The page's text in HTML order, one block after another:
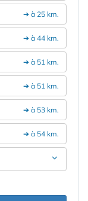
➔ à 25 km.
➔ à 44 km.
➔ à 51 km.
➔ à 51 km.
➔ à 53 km.
➔ à 54 km.